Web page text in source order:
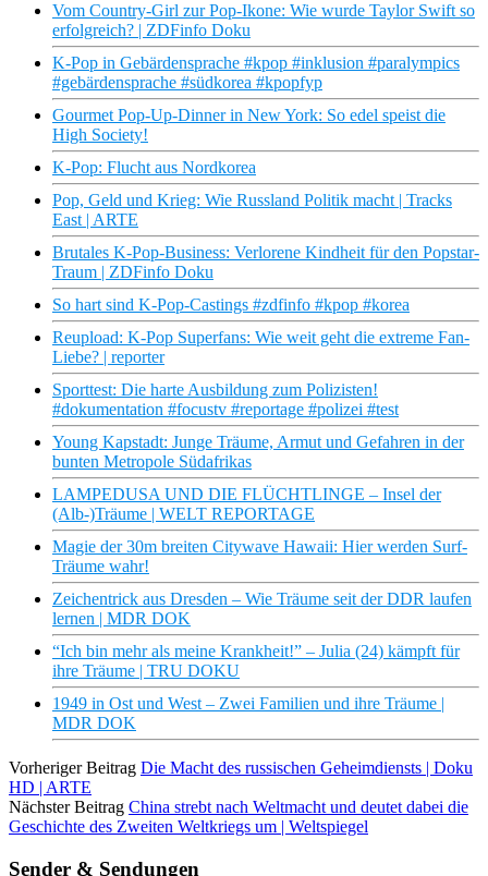
Vom Country-Girl zur Pop-Ikone: Wie wurde Taylor Swift so
erfolgreich? | ZDFinfo Doku
K-Pop in Gebärdensprache #kpop #inklusion #paralympics
#gebärdensprache #südkorea #kpopfyp
Gourmet Pop-Up-Dinner in New York: So edel speist die
High Society!
K-Pop: Flucht aus Nordkorea
Pop, Geld und Krieg: Wie Russland Politik macht | Tracks
East | ARTE
Brutales K-Pop-Business: Verlorene Kindheit für den Popstar-
Traum | ZDFinfo Doku
So hart sind K-Pop-Castings #zdfinfo #kpop #korea
Reupload: K-Pop Superfans: Wie weit geht die extreme Fan-
Liebe? | reporter
Sporttest: Die harte Ausbildung zum Polizisten!
#dokumentation #focustv #reportage #polizei #test
Young Kapstadt: Junge Träume, Armut und Gefahren in der
bunten Metropole Südafrikas
LAMPEDUSA UND DIE FLÜCHTLINGE – Insel der
(Alb-)Träume | WELT REPORTAGE
Magie der 30m breiten Citywave Hawaii: Hier werden Surf-
Träume wahr!
Zeichentrick aus Dresden – Wie Träume seit der DDR laufen
lernen | MDR DOK
“Ich bin mehr als meine Krankheit!” – Julia (24) kämpft für
ihre Träume | TRU DOKU
1949 in Ost und West – Zwei Familien und ihre Träume |
MDR DOK
Vorheriger Beitrag Die Macht des russischen Geheimdiensts | Doku
HD | ARTE
Nächster Beitrag China strebt nach Weltmacht und deutet dabei die
Geschichte des Zweiten Weltkriegs um | Weltspiegel
Sender & Sendungen